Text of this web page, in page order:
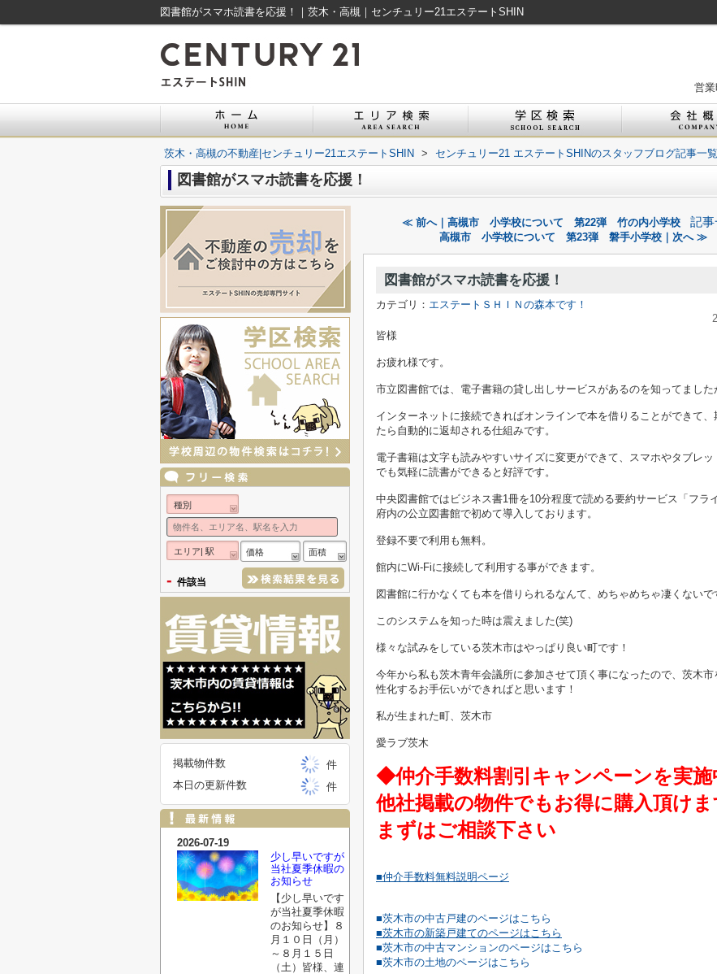
図書館がスマホ読書を応援！｜茨木・高槻｜センチュリー21エステートSHIN
営
茨木・高槻の不動産|センチュリー21エステートSHIN > センチュリー21 エステートSHINのスタッフブログ記事一覧
図書館がスマホ読書を応援！
≪ 前へ｜高槻市 小学校について 第22弾 竹の内小学校 記事
高槻市 小学校について 第23弾 磐手小学校｜次へ ≫
図書館がスマホ読書を応援！
カテゴリ： エステートＳＨＩＮの森本です！
皆様
お疲れ様です。
市立図書館では、電子書籍の貸し出しサービスがあるのを知ってました
インターネットに接続できればオンラインで本を借りることができて、
たら自動的に返却される仕組みです。
電子書籍は文字も読みやすいサイズに変更ができて、スマホやタブレッ
でも気軽に読書ができると好評です。
中央図書館ではビジネス書1冊を10分程度で読める要約サービス「フラ
府内の公立図書館で初めて導入しております。
登録不要で利用も無料。
館内にWi-Fiに接続して利用する事ができます。
図書館に行かなくても本を借りられるなんて、めちゃめちゃ凄くないで
このシステムを知った時は震えました(笑)
様々な試みをしている茨木市はやっぱり良い町です！
今年から私も茨木青年会議所に参加させて頂く事になったので、茨木市
性化するお手伝いができればと思います！
私が生まれた町、茨木市
愛ラブ茨木
◆仲介手数料割引キャンペーンを実
他社掲載の物件でもお得に購入頂けま
まずはご相談下さい
■仲介手数料無料説明ページ
■茨木市の中古戸建のページはこちら
■茨木市の新築戸建てのページはこちら
■茨木市の中古マンションのページはこちら
■茨木市の土地のページはこちら
種別
エリア| 駅 価格 面積
- 件該当
掲載物件数
件
本日の更新件数
件
2026-07-19
少し早いですが
当社夏季休暇の
お知らせ
【少し早いです
が当社夏季休暇
のお知らせ】８
月１０日（月）
～８月１５日
（土）皆様、連